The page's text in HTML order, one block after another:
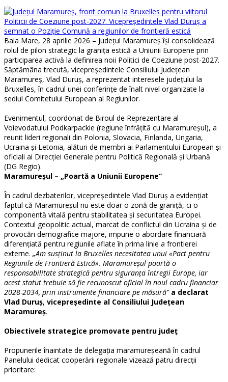
Baia Mare, 28 aprilie 2026 – Județul Maramureș își consolidează
rolul de pilon strategic la granița estică a Uniunii Europene prin
participarea activă la definirea noii Politici de Coeziune post-2027.
Săptămâna trecută, vicepreședintele Consiliului Județean
Maramureș, Vlad Duruș, a reprezentat interesele județului la
Bruxelles, în cadrul unei conferințe de înalt nivel organizate la
sediul Comitetului European al Regiunilor.
Evenimentul, coordonat de Biroul de Reprezentare al
Voievodatului Podkarpackie (regiune înfrățită cu Maramureșul), a
reunit lideri regionali din Polonia, Slovacia, Finlanda, Ungaria,
Ucraina și Letonia, alături de membri ai Parlamentului European și
oficiali ai Direcției Generale pentru Politică Regională și Urbană
(DG Regio).
Maramureșul – „Poartă a Uniunii Europene”
În cadrul dezbaterilor, vicepreședintele Vlad Duruș a evidențiat
faptul că Maramureșul nu este doar o zonă de graniță, ci o
componentă vitală pentru stabilitatea și securitatea Europei.
Contextul geopolitic actual, marcat de conflictul din Ucraina și de
provocări demografice majore, impune o abordare financiară
diferențiată pentru regiunile aflate în prima linie a frontierei
externe. „Am susținut la Bruxelles necesitatea unui «Pact pentru
Regiunile de Frontieră Estică». Maramureșul poartă o
responsabilitate strategică pentru siguranța întregii Europe, iar
acest statut trebuie să fie recunoscut oficial în noul cadru financiar
2028-2034, prin instrumente financiare pe măsură”a declarat
Vlad Duruș, vicepreședinte al Consiliului Județean
Maramureș.
Obiectivele strategice promovate pentru județ
Propunerile înaintate de delegația maramureșeană în cadrul
Panelului dedicat cooperării regionale vizează patru direcții
prioritare: